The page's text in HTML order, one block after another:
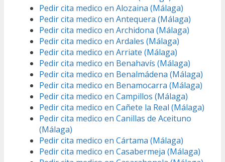
Pedir cita medico en Alozaina (Málaga)
Pedir cita medico en Antequera (Málaga)
Pedir cita medico en Archidona (Málaga)
Pedir cita medico en Ardales (Málaga)
Pedir cita medico en Arriate (Málaga)
Pedir cita medico en Benahavís (Málaga)
Pedir cita medico en Benalmádena (Málaga)
Pedir cita medico en Benamocarra (Málaga)
Pedir cita medico en Campillos (Málaga)
Pedir cita medico en Cañete la Real (Málaga)
Pedir cita medico en Canillas de Aceituno
(Málaga)
Pedir cita medico en Cártama (Málaga)
Pedir cita medico en Casabermeja (Málaga)